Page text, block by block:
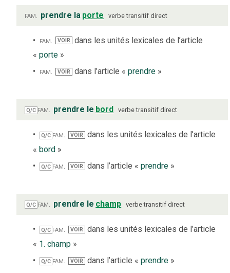
fam. prendre la porte verbe transitif direct
fam. VOIR
dans les unités lexicales de l’article
« porte »
fam.
VOIR dans l’article « prendre»
Q/C fam. prendre le bord verbe transitif direct
Q/C fam. VOIR
dans les unités lexicales de l’article
« bord »
Q/C fam. VOIR dans l’article «prendre »
Q/C fam. prendre le champ verbe transitif direct
Q/C fam. VOIR
dans les unités lexicales de l’article
« 1. champ »
Q/C fam. VOIR dans l’article «prendre »